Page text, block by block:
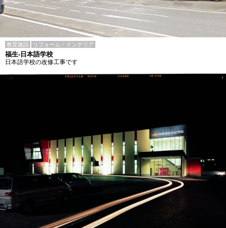
教育施設 リフォーム・インテリア
福生-日本語学校
日本語学校の改修工事です